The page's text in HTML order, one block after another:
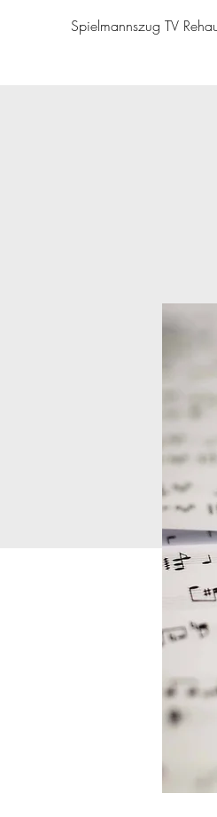
Spielmannszug TV